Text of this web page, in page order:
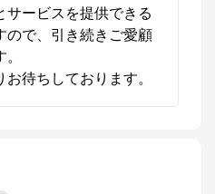
サービスを提供できる
ので、引き続きご愛顧
待ちしております。